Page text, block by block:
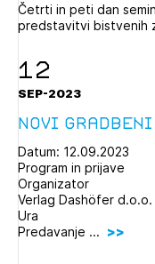
Četrti in peti dan
predstavitvi bistvenih
12
SEP-2023
Novi Gradbeni
Datum: 12.09.2023
Program in prijave
Organizator
Verlag Dashöfer d.o.o.
Ura
Predavanje ...